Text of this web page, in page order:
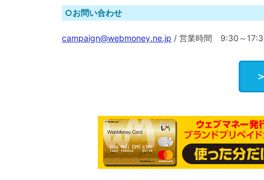
○お問い合わせ
campaign@webmoney.ne.jp / 営業時間 9:30～